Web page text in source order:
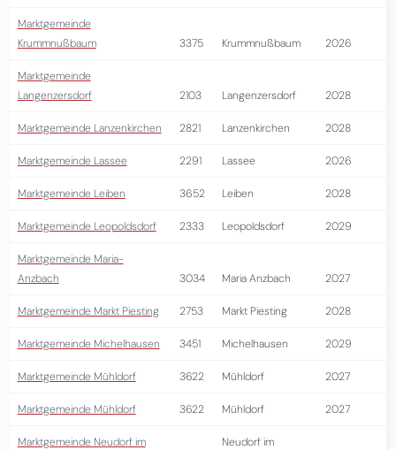
Marktgemeinde
Krummnußbaum
3375 Krummnußbaum 2026
Marktgemeinde
Langenzersdorf
2103 Langenzersdorf 2028
Marktgemeinde Lanzenkirchen 2821 Lanzenkirchen 2028
Marktgemeinde Lassee 2291 Lassee 2026
Marktgemeinde Leiben 3652 Leiben 2028
Marktgemeinde Leopoldsdorf 2333 Leopoldsdorf 2029
Marktgemeinde Maria-
Anzbach
3034 Maria Anzbach 2027
Marktgemeinde Markt Piesting 2753 Markt Piesting 2028
Marktgemeinde Michelhausen 3451 Michelhausen 2029
Marktgemeinde Mühldorf 3622 Mühldorf 2027
Marktgemeinde Mühldorf 3622 Mühldorf 2027
Marktgemeinde Neudorf im
Neudorf im